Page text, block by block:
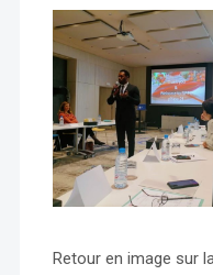
Retour en image sur